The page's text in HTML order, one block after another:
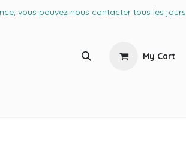
vous pouvez nous contacter tous les jours.
My Cart